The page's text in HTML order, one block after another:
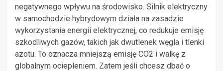
negatywnego wpływu na środowisko. Silnik elektryczny
w samochodzie hybrydowym działa na zasadzie
wykorzystania energii elektrycznej, co redukuje emisję
szkodliwych gazów, takich jak dwutlenek węgla i tlenki
azotu. To oznacza mniejszą emisję CO2 i walkę z
globalnym ociepleniem. Zatem jeśli chcesz dbać o